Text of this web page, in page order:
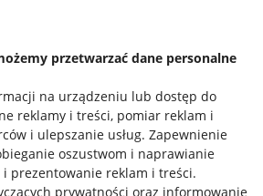
przetwarzać dane personalne
na urządzeniu lub dostęp do
reklamy i treści, pomiar reklam i
i ulepszanie usług. Zapewnienie
oszustwom i naprawianie
i prezentowanie reklam i treści.
prywatności oraz informowanie